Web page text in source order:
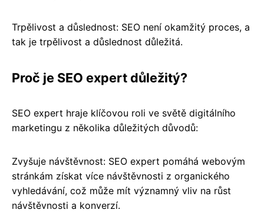
Trpělivost a důslednost: SEO není okamžitý proces, a
tak je trpělivost a důslednost důležitá.
Proč je SEO expert důležitý?
SEO expert hraje klíčovou roli ve světě digitálního
marketingu z několika důležitých důvodů:
Zvyšuje návštěvnost: SEO expert pomáhá webovým
stránkám získat více návštěvnosti z organického
vyhledávání, což může mít významný vliv na růst
návštěvnosti a konverzí.